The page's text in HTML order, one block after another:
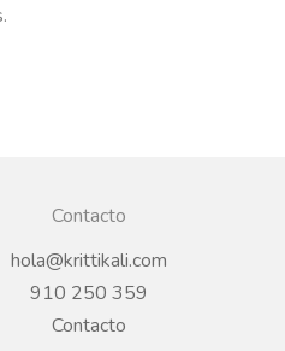
Contacto
hola@krittikali.com
910 250 359
Contacto